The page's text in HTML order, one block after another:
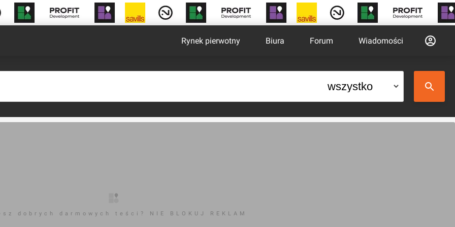
Rynek pierwotny Biura Forum Wiadomości
dobrych darmowych teści? NIE BLOKUJ REKLAM